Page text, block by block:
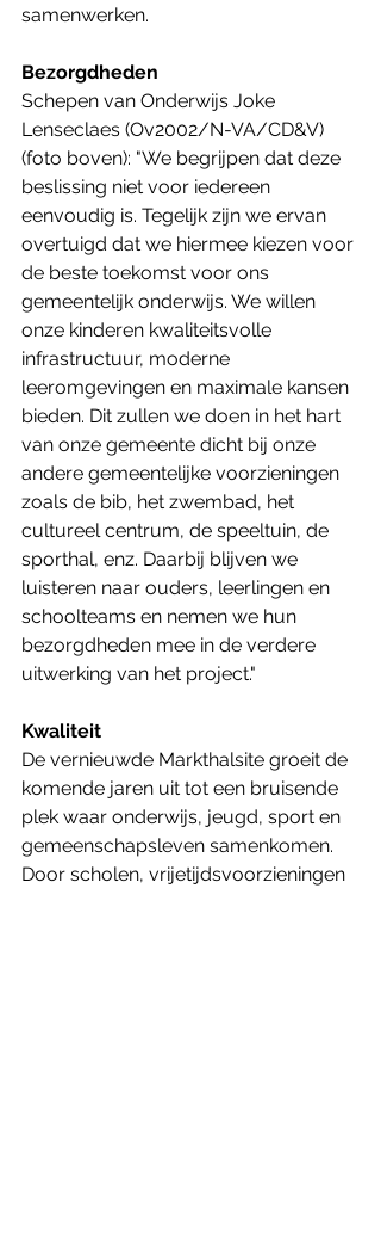
samenwerken.
Bezorgdheden
Schepen van Onderwijs Joke
Lenseclaes (Ov2002/N-VA/CD&V)
(foto boven): "We begrijpen dat deze
beslissing niet voor iedereen
eenvoudig is. Tegelijk zijn we ervan
overtuigd dat we hiermee kiezen voor
de beste toekomst voor ons
gemeentelijk onderwijs. We willen
onze kinderen kwaliteitsvolle
infrastructuur, moderne
leeromgevingen en maximale kansen
bieden. Dit zullen we doen in het hart
van onze gemeente dicht bij onze
andere gemeentelijke voorzieningen
zoals de bib, het zwembad, het
cultureel centrum, de speeltuin, de
sporthal, enz. Daarbij blijven we
luisteren naar ouders, leerlingen en
schoolteams en nemen we hun
bezorgdheden mee in de verdere
uitwerking van het project."
Kwaliteit
De vernieuwde Markthalsite groeit de
komende jaren uit tot een bruisende
plek waar onderwijs, jeugd, sport en
gemeenschapsleven samenkomen.
Door scholen, vrijetijdsvoorzieningen